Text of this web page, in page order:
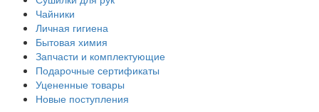
Чайники
Личная гигиена
Бытовая химия
Запчасти и комплектующие
Подарочные сертификаты
Уцененные товары
Новые поступления